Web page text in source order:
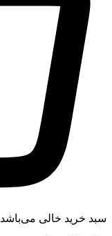
سبد خرید خالی می‌باشد